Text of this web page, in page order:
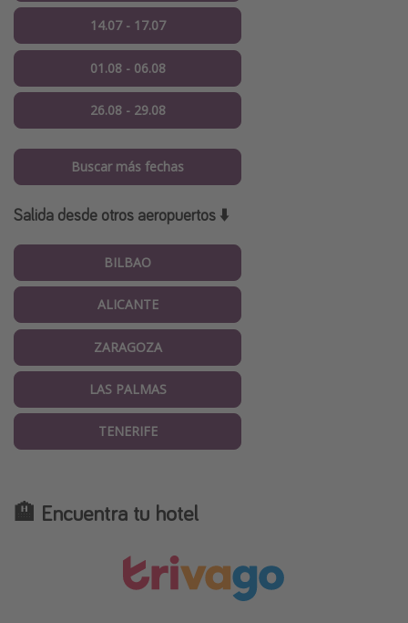
14.07 - 17.07
01.08 - 06.08
26.08 - 29.08
Buscar más fechas
Salida desde otros aeropuertos ⬇️
BILBAO
ALICANTE
ZARAGOZA
LAS PALMAS
TENERIFE
🏨 Encuentra tu hotel